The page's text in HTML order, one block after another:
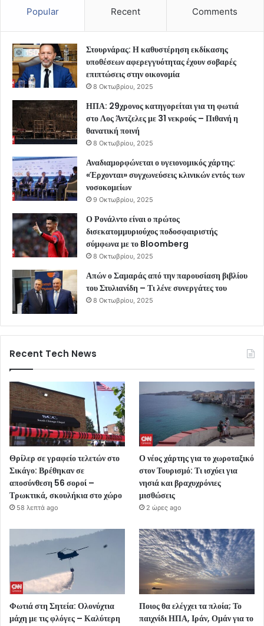
Popular Recent Comments
Στουρνάρας: Η καθυστέρηση εκδίκασης
υποθέσεων αφερεγγυότητας έχουν σοβαρές
επιπτώσεις στην οικονομία
8 Οκτωβρίου, 2025
ΗΠΑ: 29χρονος κατηγορείται για τη φωτιά
στο Λος Άντζελες με 31 νεκρούς – Πιθανή η
θανατική ποινή
8 Οκτωβρίου, 2025
Αναδιαμορφώνεται ο υγειονομικός χάρτης:
«Έρχονται» συγχωνεύσεις κλινικών εντός των
νοσοκομείων
9 Οκτωβρίου, 2025
Ο Ρονάλντο είναι ο πρώτος
δισεκατομμυριούχος ποδοσφαιριστής
σύμφωνα με το Bloomberg
8 Οκτωβρίου, 2025
Απών ο Σαμαράς από την παρουσίαση βιβλίου
του Στυλιανίδη – Τι λένε συνεργάτες του
8 Οκτωβρίου, 2025
Recent Tech News
Θρίλερ σε γραφείο τελετών στο
Σικάγο: Βρέθηκαν σε
αποσύνθεση 56 σοροί –
Τρωκτικά, σκουλήκια στο χώρο
58 λεπτά ago
Ο νέος χάρτης για το χωροταξικό
στον Τουρισμό: Τι ισχύει για
νησιά και βραχυχρόνιες
μισθώσεις
2 ώρες ago
Φωτιά στη Σητεία: Ολονύχτια
μάχη με τις φλόγες – Καλύτερη
Ποιος θα ελέγχει τα πλοία; Το
παιχνίδι ΗΠΑ, Ιράν, Ομάν για το